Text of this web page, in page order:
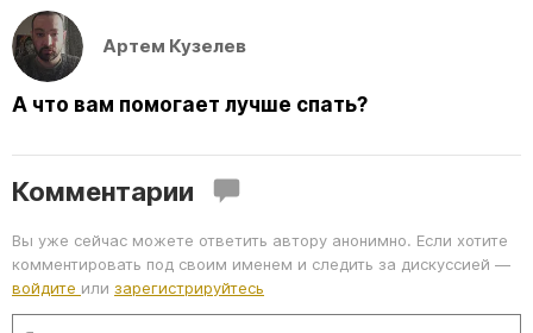
Артем Кузелев
А что вам помогает лучше спать?
Комментарии
Вы уже сейчас можете ответить автору анонимно. Если хотите
комментировать под своим именем и следить за дискуссией —
войдите или зарегистрируйтесь